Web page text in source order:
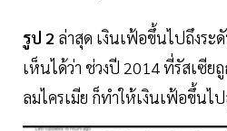
รูป 2 ล่าสุด เงินเฟ้อขึ้นไปถึงระ
เห็นได้ว่า ช่วงปี 2014 ที่รัสเซีย
ลมไครเมีย ก็ทำให้เงินเฟ้อขึ้นไป